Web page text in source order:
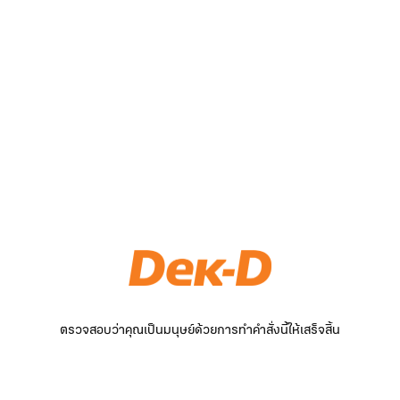
ตรวจสอบว่าคุณเป็นมนุษย์ด้วยการทำคำสั่งนี้ให้เสร็จสิ้น